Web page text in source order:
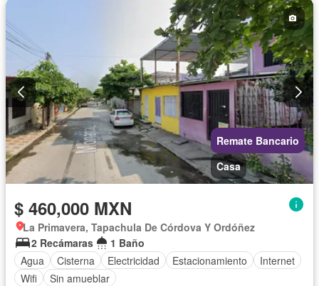
Remate Bancario
Casa
$ 460,000 MXN
La Primavera, Tapachula De Córdova Y Ordóñez
2 Recámaras
1 Baño
Agua
Cisterna Electricidad Estacionamiento
Internet
Wifi
Sin amueblar